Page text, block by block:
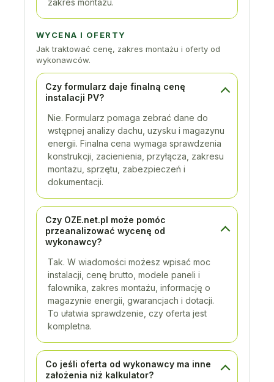
WYCENA I OFERTY
Jak traktować cenę, zakres montażu i oferty od
wykonawców.
Czy formularz daje finalną cenę
instalacji PV?
Nie. Formularz pomaga zebrać dane do
wstępnej analizy dachu, uzysku i magazynu
energii. Finalna cena wymaga sprawdzenia
konstrukcji, zacienienia, przyłącza, zakresu
montażu, sprzętu, zabezpieczeń i
dokumentacji.
Czy OZE.net.pl może pomóc
przeanalizować wycenę od
wykonawcy?
Tak. W wiadomości możesz wpisać moc
instalacji, cenę brutto, modele paneli i
falownika, zakres montażu, informację o
magazynie energii, gwarancjach i dotacji.
To ułatwia sprawdzenie, czy oferta jest
kompletna.
Co jeśli oferta od wykonawcy ma inne
założenia niż kalkulator?